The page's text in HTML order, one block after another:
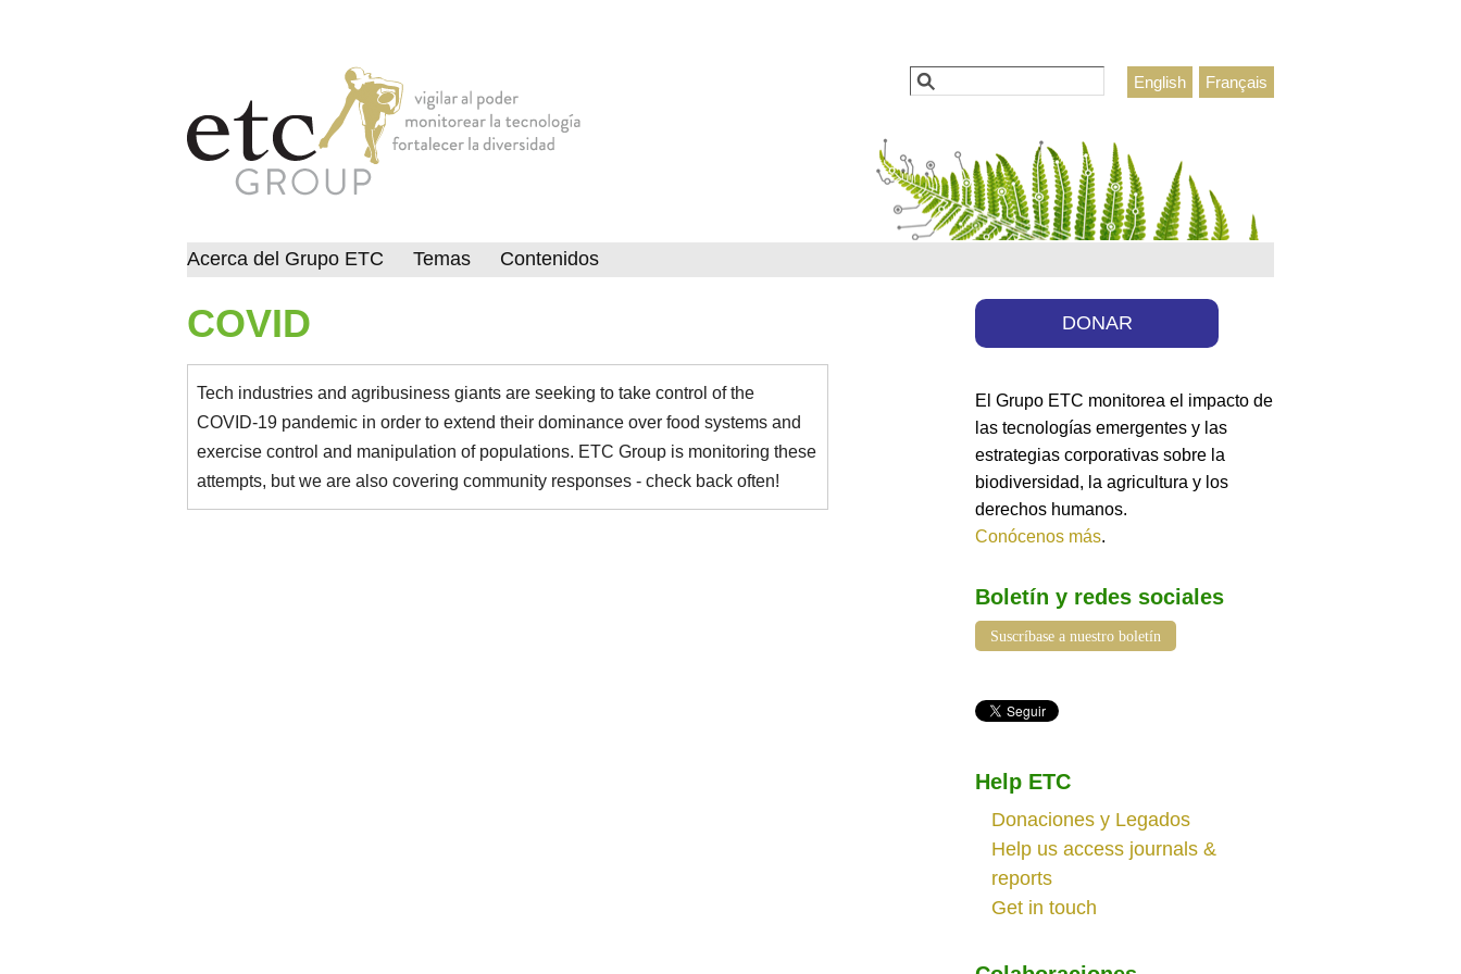
Français
English
Formulario de búsqueda
Buscar
COVID
Tech industries and agribusiness giants are seeking to take control of the
COVID-19 pandemic in order to extend their dominance over food systems and
exercise control and manipulation of populations. ETC Group is monitoring these
attempts, but we are also covering community responses - check back often!
Acerca del Grupo ETC Temas Contenidos
DONAR
El Grupo ETC monitorea el impacto de
las tecnologías emergentes y las
estrategias corporativas sobre la
biodiversidad, la agricultura y los
derechos humanos.
Conócenos más
Boletín y redes sociales
Suscríbase a nuestro boletín
Help ETC
Donaciones y Legados
Help us access journals &
reports
Get in touch